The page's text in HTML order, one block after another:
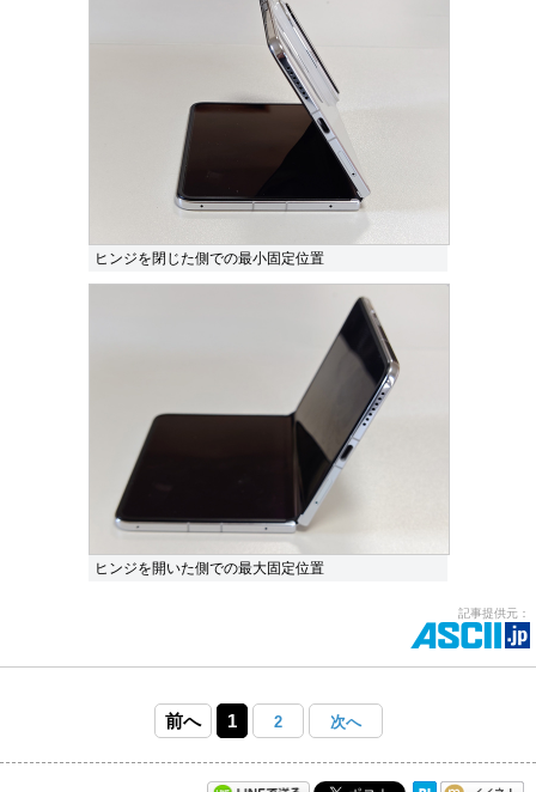
ヒンジを閉じた側での最小固定位置
ヒンジを開いた側での最大固定位置
記事提供元：
前へ 1 2 次へ